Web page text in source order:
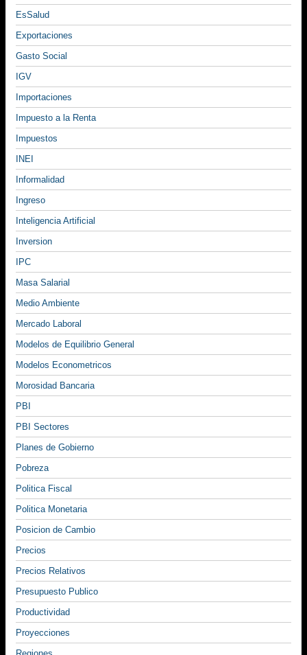
EsSalud
Exportaciones
Gasto Social
IGV
Importaciones
Impuesto a la Renta
Impuestos
INEI
Informalidad
Ingreso
Inteligencia Artificial
Inversion
IPC
Masa Salarial
Medio Ambiente
Mercado Laboral
Modelos de Equilibrio General
Modelos Econometricos
Morosidad Bancaria
PBI
PBI Sectores
Planes de Gobierno
Pobreza
Politica Fiscal
Politica Monetaria
Posicion de Cambio
Precios
Precios Relativos
Presupuesto Publico
Productividad
Proyecciones